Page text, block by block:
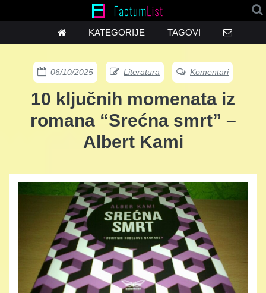
KATEGORIJE TAGOVI
06/10/2025 Literatura Komentari
10 ključnih momenata iz
romana “Srećna smrt” –
Albert Kami